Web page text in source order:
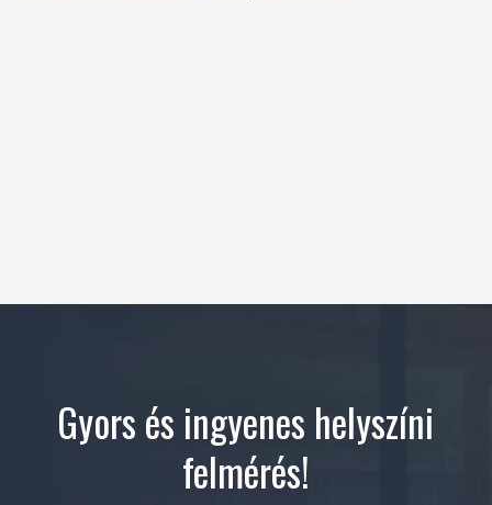
Gyors és ingyenes helyszíni
felmérés!